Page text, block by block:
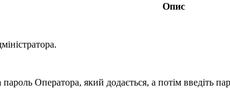
Опис
пароль Оператора, який додається, а потім введіть